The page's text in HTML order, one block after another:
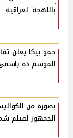
باللهجة العراقية
حمو بيكا يعلن
الموسم ده
بصورة من
الجمهور لفيلم